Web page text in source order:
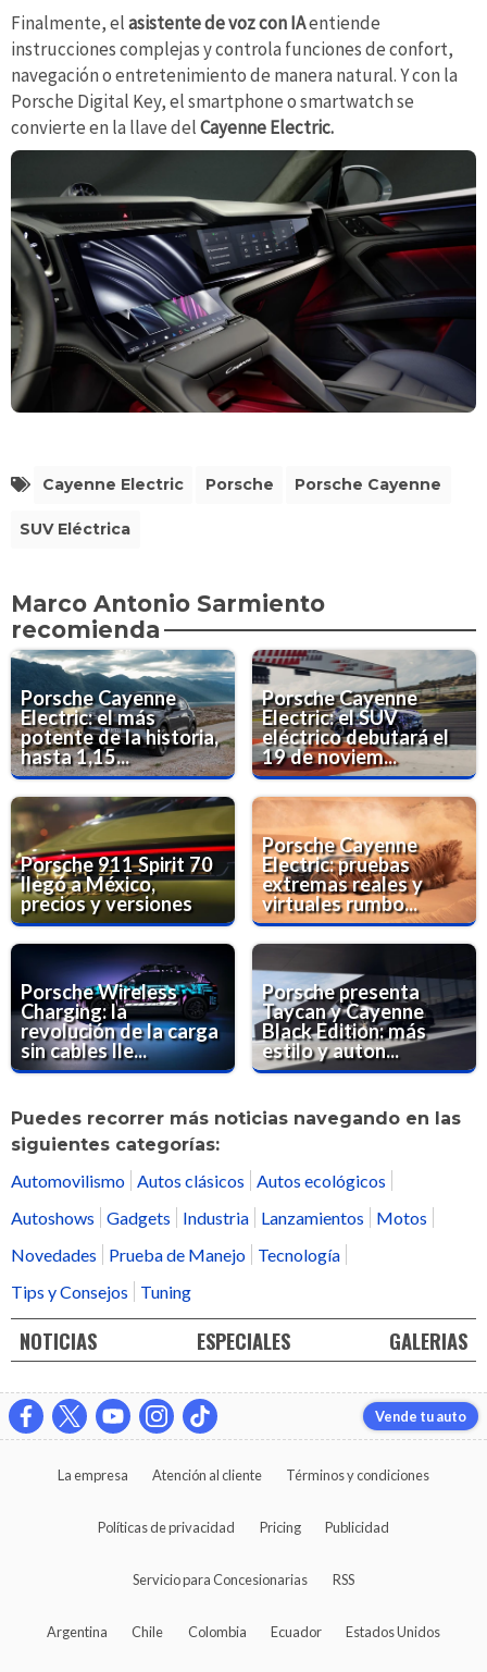
Finalmente, elasistente de voz con IAentiende
instrucciones complejas y controla funciones de confort,
navegación o entretenimiento de manera natural. Y con la
Porsche Digital Key, el smartphone o smartwatch se
convierte en la llave delCayenne Electric.
Cayenne Electric Porsche Porsche Cayenne
SUV Eléctrica
Marco Antonio Sarmiento
recomienda
Porsche Cayenne
Electric: el más
potente de la historia,
hasta 1,15...
Porsche Cayenne
Electric: el SUV
eléctrico debutará el
19 de noviem...
Porsche 911 Spirit 70
llegó a México,
precios y versiones
Porsche Cayenne
Electric: pruebas
extremas reales y
virtuales rumbo...
Porsche Wireless
Charging: la
revolución de la carga
sin cables lle...
Porsche presenta
Taycan y Cayenne
Black Edition: más
estilo y auton...
Puedes recorrer más noticias navegando en las
siguientes categorías:
Automovilismo Autos clásicos
Autos ecológicos
Autoshows
Gadgets Industria Lanzamientos
Motos
Novedades
Prueba de Manejo
Tecnología
Tips y Consejos
Tuning
NOTICIAS ESPECIALES GALERIAS
Vende tu auto
La empresa Atención al cliente Términos y condiciones
Políticas de privacidad Pricing Publicidad
Servicio para Concesionarias RSS
Argentina Chile Colombia Ecuador Estados Unidos